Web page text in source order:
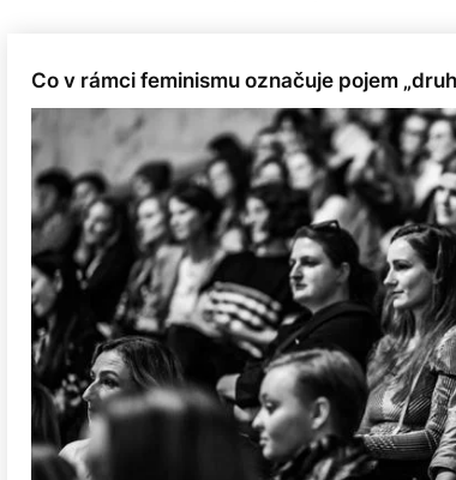
Co v rámci feminismu označuje pojem